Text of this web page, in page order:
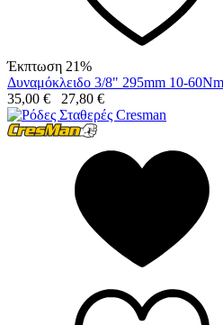
Έκπτωση 21%
Δυναμόκλειδο 3/8" 295mm 10-
35,00 € 27,80 €